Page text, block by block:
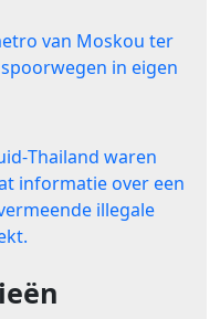
van Moskou ter
in eigen
waren
informatie over een
illegale